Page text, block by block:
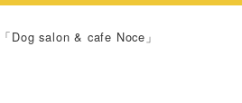
Dog salon & cafe Noce」